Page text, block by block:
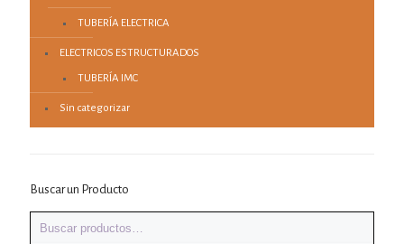
TUBERÍA ELECTRICA
ELECTRICOS ESTRUCTURADOS
TUBERÍA IMC
Sin categorizar
Buscar un Producto